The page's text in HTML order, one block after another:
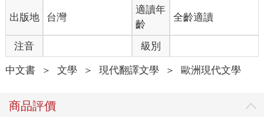
阿茲海默症，或更為一般的記憶喪失，成為世界上蔓延最迅速的
疾病。據統計，每三秒鐘，世界上就多出一個失智症患者。登記
的個案超過五千萬人──往後三十年間，數量會達到三倍。由於壽
命的拉長，這是無可避免的發展。每一個人都會變老。老先生會
帶著妻子前來，或反過來，慎重戴上鑽石的老太太帶她們的伴侶
前來，被帶來的人尷尬微笑，問他們現在是在哪個城市。有時候
女的面容。他們會來幾個鐘頭，或一整個下午，待在他們年輕時
代的房間。他們進到裡面，彷彿回到家一般。茶具應該放這裡，
出版地 台灣
適讀年
齡
全齡適讀
注音 級別
中文書 ＞ 文學 ＞ 現代翻譯文學 ＞ 歐洲現代文學
商品評價